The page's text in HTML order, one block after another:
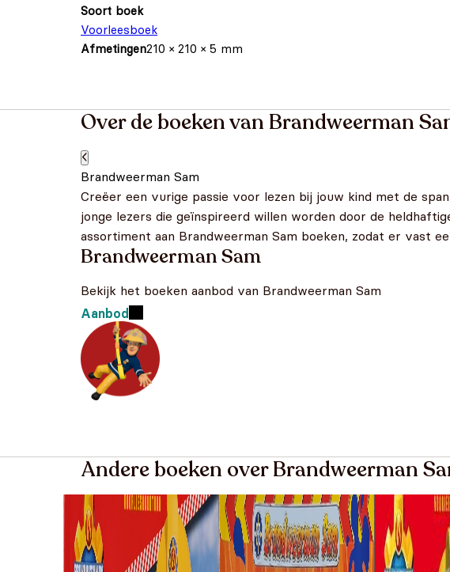
Soort boek
Voorleesboek
Afmetingen210 × 210 × 5 mm
Over de boeken van Brandweerman
Brandweerman Sam
Creëer een vurige passie voor lezen bij jouw kind met de
jonge lezers die geïnspireerd willen worden door de
assortiment aan Brandweerman Sam boeken, zodat er vast
Brandweerman Sam
Bekijk het boeken aanbod van Brandweerman Sam
Aanbod
Andere boeken over Brandweerman